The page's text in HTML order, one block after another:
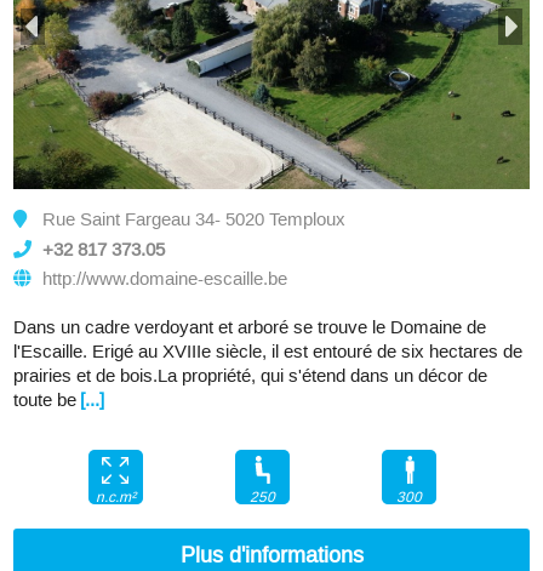
Rue Saint Fargeau 34- 5020 Temploux
+32 817 373.05
http://www.domaine-escaille.be
Dans un cadre verdoyant et arboré se trouve le Domaine de
l'Escaille. Erigé au XVIIIe siècle, il est entouré de six hectares de
prairies et de bois.La propriété, qui s'étend dans un décor de
toute be [...]
n.c.m² 250 300
Plus d'informations